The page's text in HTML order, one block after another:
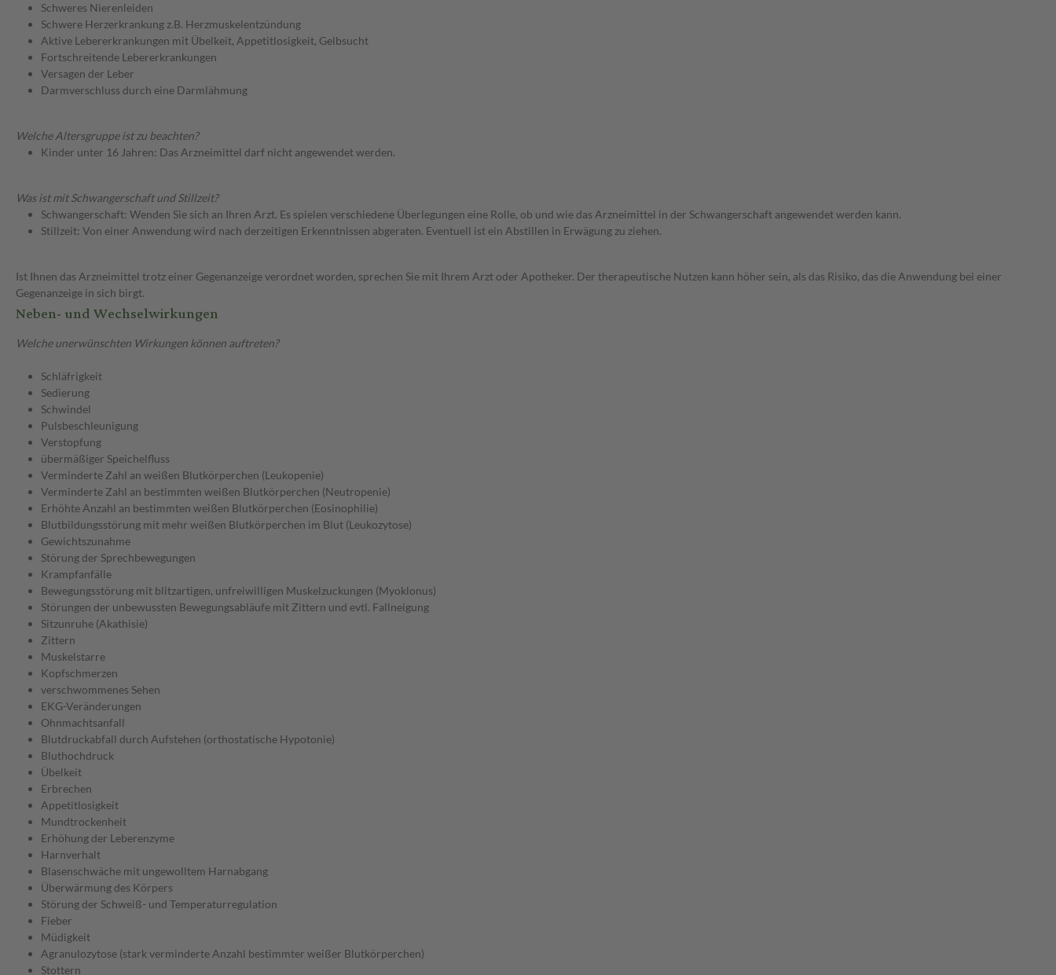
Schweres Nierenleiden
Schwere Herzerkrankung z.B. Herzmuskelentzündung
Aktive Lebererkrankungen mit Übelkeit, Appetitlosigkeit, Gelbsucht
Fortschreitende Lebererkrankungen
Versagen der Leber
Darmverschluss durch eine Darmlähmung
Welche Altersgruppe ist zu beachten?
Kinder unter 16 Jahren: Das Arzneimittel darf nicht angewendet werden.
Was ist mit Schwangerschaft und Stillzeit?
Schwangerschaft: Wenden Sie sich an Ihren Arzt. Es spielen verschiedene Überlegungen eine Rolle, ob und wie das Arzneimittel in der Schwangerschaft angewendet werden kann.
Stillzeit: Von einer Anwendung wird nach derzeitigen Erkenntnissen abgeraten. Eventuell ist ein Abstillen in Erwägung zu ziehen.
Ist Ihnen das Arzneimittel trotz einer Gegenanzeige verordnet worden, sprechen Sie mit Ihrem Arzt oder Apotheker. Der therapeutische Nutzen kann höher sein, als das Risiko, das die Anwendung bei einer
Gegenanzeige in sich birgt.
Neben- und Wechselwirkungen
Welche unerwünschten Wirkungen können auftreten?
Schläfrigkeit
Sedierung
Schwindel
Pulsbeschleunigung
Verstopfung
übermäßiger Speichelfluss
Verminderte Zahl an weißen Blutkörperchen (Leukopenie)
Verminderte Zahl an bestimmten weißen Blutkörperchen (Neutropenie)
Erhöhte Anzahl an bestimmten weißen Blutkörperchen (Eosinophilie)
Blutbildungsstörung mit mehr weißen Blutkörperchen im Blut (Leukozytose)
Gewichtszunahme
Störung der Sprechbewegungen
Krampfanfälle
Bewegungsstörung mit blitzartigen, unfreiwilligen Muskelzuckungen (Myoklonus)
Störungen der unbewussten Bewegungsabläufe mit Zittern und evtl. Fallneigung
Sitzunruhe (Akathisie)
Zittern
Muskelstarre
Kopfschmerzen
verschwommenes Sehen
EKG-Veränderungen
Ohnmachtsanfall
Blutdruckabfall durch Aufstehen (orthostatische Hypotonie)
Bluthochdruck
Übelkeit
Erbrechen
Appetitlosigkeit
Mundtrockenheit
Erhöhung der Leberenzyme
Harnverhalt
Blasenschwäche mit ungewolltem Harnabgang
Überwärmung des Körpers
Störung der Schweiß- und Temperaturregulation
Fieber
Müdigkeit
Agranulozytose (stark verminderte Anzahl bestimmter weißer Blutkörperchen)
Stottern